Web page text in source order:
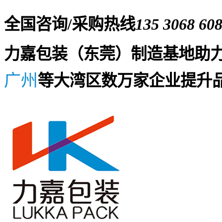
全国咨询/采购热线135 3068
力嘉包装（东莞）制造基地助
广州等大湾区数万家企业提升